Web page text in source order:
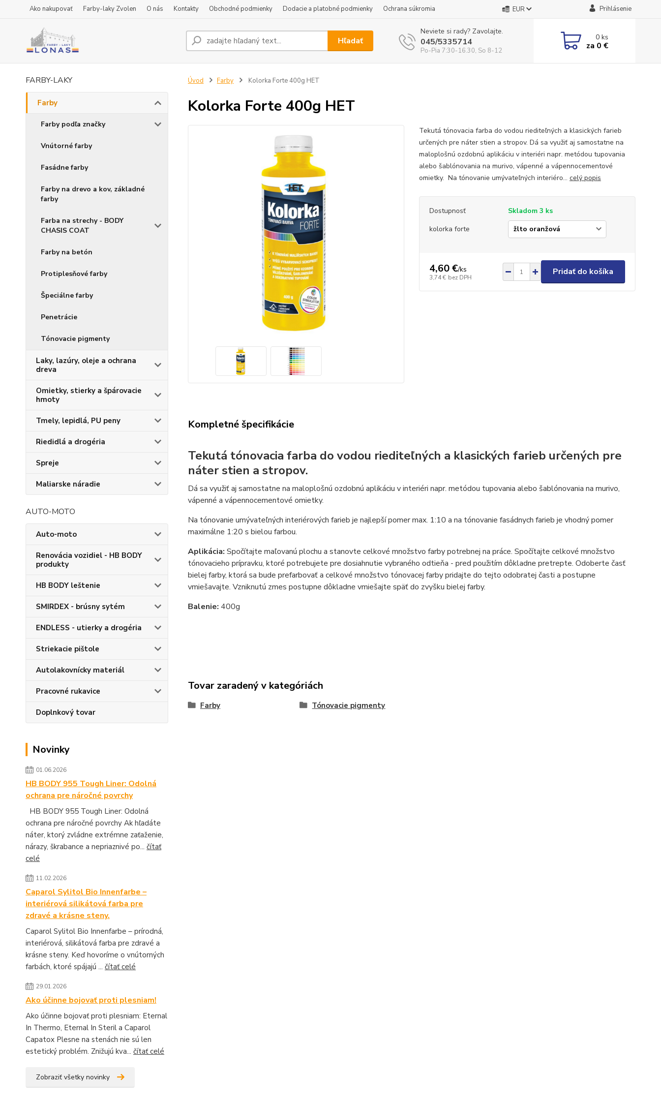
Ako nakupovať Farby-laky Zvolen O nás Kontakty Obchodné podmienky Dodacie a platobné podmienky Ochrana súkromia EUR Prihlásenie
Hľadať
Neviete si rady? Zavolajte.
045/5335714
Po-Pia 7:30-16.30, So 8-12
0ks
za 0 €
FARBY-LAKY
Farby
Farby podľa značky
Vnútorné farby
Fasádne farby
Farby na drevo a kov, základné
farby
Farba na strechy - BODY
CHASIS COAT
Farby na betón
Protiplesňové farby
Špeciálne farby
Penetrácie
Tónovacie pigmenty
Laky, lazúry, oleje a ochrana
dreva
Omietky, stierky a špárovacie
hmoty
Tmely, lepidlá, PU peny
Riedidlá a drogéria
Spreje
Maliarske náradie
AUTO-MOTO
Auto-moto
Renovácia vozidiel - HB BODY
produkty
HB BODY leštenie
SMIRDEX - brúsny sytém
ENDLESS - utierky a drogéria
Striekacie pištole
Autolakovnícky materiál
Pracovné rukavice
Doplnkový tovar
Novinky
01.06.2026
HB BODY 955 Tough Liner: Odolná
ochrana pre náročné povrchy
HB BODY 955 Tough Liner: Odolná
ochrana pre náročné povrchy Ak hľadáte
náter, ktorý zvládne extrémne zaťaženie,
nárazy, škrabance a nepriaznivé po... čítať
celé
11.02.2026
Caparol Sylitol Bio Innenfarbe –
interiérová silikátová farba pre
zdravé a krásne steny.
Caparol Sylitol Bio Innenfarbe – prírodná,
interiérová, silikátová farba pre zdravé a
krásne steny. Keď hovoríme o vnútorných
farbách, ktoré spájajú ... čítať celé
29.01.2026
Ako účinne bojovať proti plesniam!
Ako účinne bojovať proti plesniam: Eternal
In Thermo, Eternal In Steril a Caparol
Capatox Plesne na stenách nie sú len
estetický problém. Znižujú kva... čítať celé
Zobraziť všetky novinky
Úvod Farby Kolorka Forte 400g HET
Kolorka Forte 400g HET
Tekutá tónovacia farba do vodou riediteľných a klasických farieb
určených pre náter stien a stropov. Dá sa využiť aj samostatne na
maloplošnú ozdobnú aplikáciu v interiéri napr. metódou tupovania
alebo šablónovania na murivo, vápenné a vápennocementové
omietky. Na tónovanie umývateľných interiéro... celý popis
Dostupnosť
Skladom 3 ks
kolorka forte
4,60 €/ks
3,74 € bez DPH
Pridať do košíka
Kompletné špecifikácie
Tekutá tónovacia farba do vodou riediteľných a klasických farieb určených pre
náter stien a stropov.
Dá sa využiť aj samostatne na maloplošnú ozdobnú aplikáciu v interiéri napr. metódou tupovania alebo šablónovania na murivo,
vápenné a vápennocementové omietky.
Na tónovanie umývateľných interiérových farieb je najlepší pomer max. 1:10 a na tónovanie fasádnych farieb je vhodný pomer
maximálne 1:20 s bielou farbou.
Aplikácia: Spočítajte maľovanú plochu a stanovte celkové množstvo farby potrebnej na práce. Spočítajte celkové množstvo
tónovacieho prípravku, ktoré potrebujete pre dosiahnutie vybraného odtieňa - pred použitím dôkladne pretrepte. Odoberte časť
bielej farby, ktorá sa bude prefarbovať a celkové množstvo tónovacej farby pridajte do tejto odobratej časti a postupne
vmiešavajte. Vzniknutú zmes postupne dôkladne vmiešajte späť do zvyšku bielej farby.
Balenie: 400g
Tovar zaradený v kategóriách
Farby Tónovacie pigmenty